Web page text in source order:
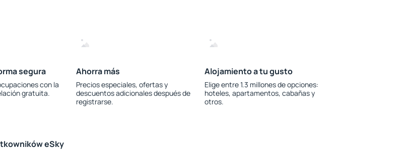
segura
con la
gratuita.
Ahorra más
Precios especiales, ofertas y
descuentos adicionales después de
registrarse.
Alojamiento a tu gusto
Elige entre 1.3 millones de opciones:
hoteles, apartamentos, cabañas y
otros.
eSky